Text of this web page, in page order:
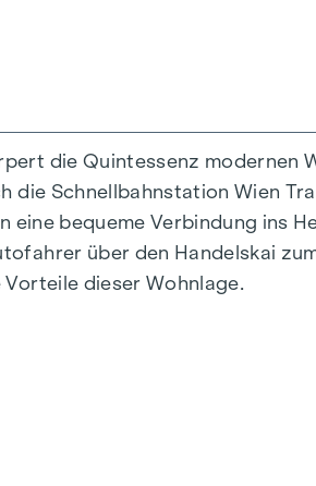
die Quintessenz modernen
Schnellbahnstation Wien
bequeme Verbindung ins
über den Handelskai
dieser Wohnlage.